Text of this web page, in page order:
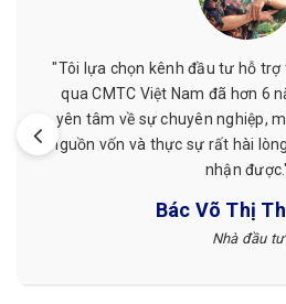
chính du học thông
nay và hoàn toàn
bạch, an toàn của
lợi tức mà mình đã
giá
hẹn.